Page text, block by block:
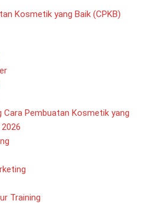
Kosmetik yang Baik (CPKB)
Cara Pembuatan Kosmetik yang
Training